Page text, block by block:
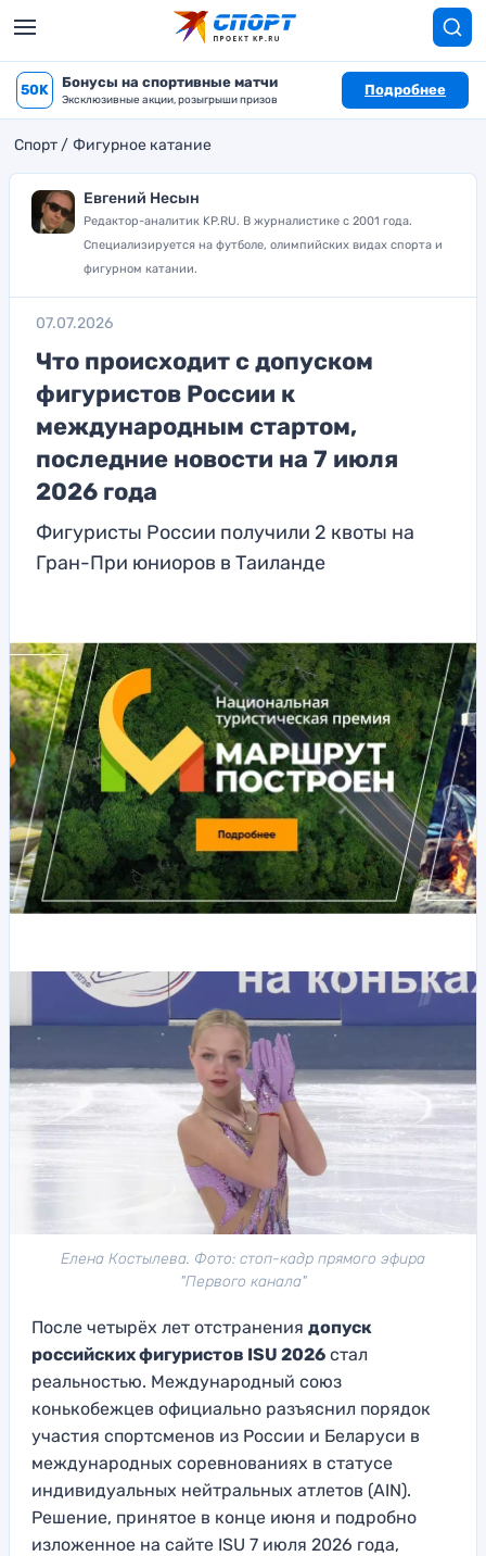
50K Бонусы на спортивные матчи
Эксклюзивные акции, розыгрыши призов
Подробнее
Спорт Фигурное катание
Евгений Несын
Редактор-аналитик KP.RU. В журналистике с 2001 года.
Специализируется на футболе, олимпийских видах спорта и
фигурном катании.
07.07.2026
Что происходит с допуском
фигуристов России к
международным стартом,
последние новости на 7 июля
2026 года
Фигуристы России получили 2 квоты на
Гран-При юниоров в Таиланде
Елена Костылева. Фото: стоп-кадр прямого эфира
"Первого канала"
После четырёх лет отстранения допуск
российских фигуристов ISU 2026 стал
реальностью. Международный союз
конькобежцев официально разъяснил порядок
участия спортсменов из России и Беларуси в
международных соревнованиях в статусе
индивидуальных нейтральных атлетов (AIN).
Решение, принятое в конце июня и подробно
изложенное на сайте ISU 7 июля 2026 года,